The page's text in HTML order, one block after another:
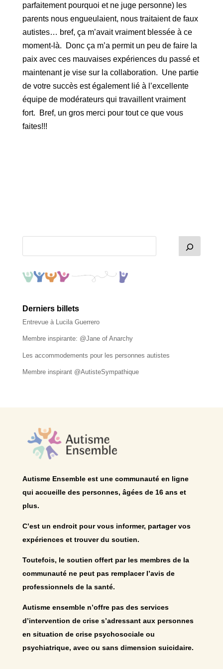
parfaitement pourquoi et ne juge personne) les
parents nous engueulaient, nous traitaient de faux
autistes… bref, ça m’avait vraiment blessée à ce
moment-là. Donc ça m’a permit un peu de faire la
paix avec ces mauvaises expériences du passé et
maintenant je vise sur la collaboration. Une partie
de votre succès est également lié à l’excellente
équipe de modérateurs qui travaillent vraiment
fort. Bref, un gros merci pour tout ce que vous
faites!!!
Derniers billets
Entrevue à Lucila Guerrero
Membre inspirante: @Jane of Anarchy
Les accommodements pour les personnes autistes
Membre inspirant @AutisteSympathique
Autisme Ensemble est une communauté en ligne
qui accueille des personnes, âgées de 16 ans et
plus.
C’est un endroit pour vous informer, partager vos
expériences et trouver du soutien.
Toutefois, le soutien offert par les membres de la
communauté ne peut pas remplacer l’avis de
professionnels de la santé.
Autisme ensemble n’offre pas des services
d’intervention de crise s’adressant aux personnes
en situation de crise psychosociale ou
psychiatrique, avec ou sans dimension suicidaire.